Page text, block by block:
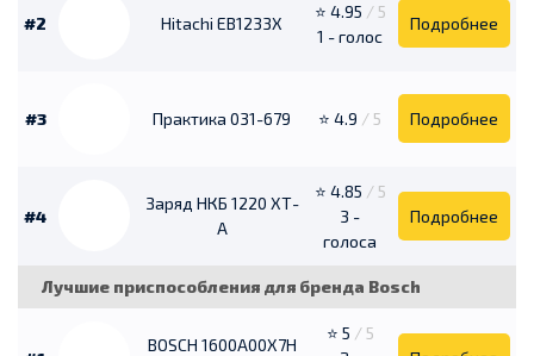
#2 Hitachi EB1233X
⭐ 4.95 / 5
1 - голос
Подробнее
#3 Практика 031-679 ⭐ 4.9 / 5 Подробнее
#4
Заряд НКБ 1220 ХТ-
А
⭐ 4.85 / 5
3 -
голоса
Подробнее
Лучшие приспособления для бренда Bosch
BOSCH 1600A00X7H
⭐ 5 / 5